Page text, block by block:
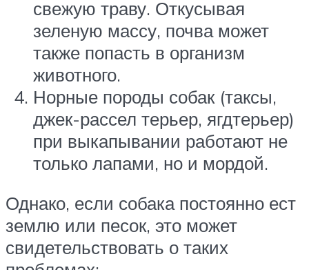
свежую траву. Откусывая
зеленую массу, почва может
также попасть в организм
животного.
Норные породы собак (таксы,
джек-рассел терьер, ягдтерьер)
при выкапывании работают не
только лапами, но и мордой.
Однако, если собака постоянно ест
землю или песок, это может
свидетельствовать о таких